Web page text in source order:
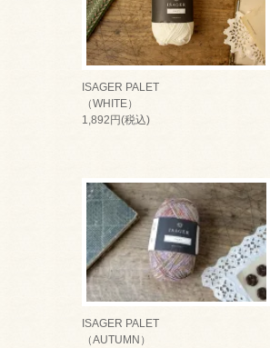
ISAGER PALET
（WHITE）
1,892円(税込)
ISAGER PALET
（AUTUMN）